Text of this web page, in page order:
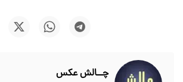
چــالش عکس